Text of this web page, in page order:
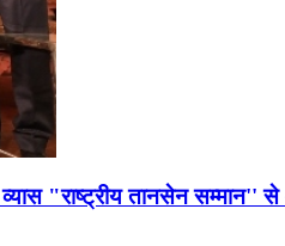
"राष्ट्रीय तानसेन सम्मान''